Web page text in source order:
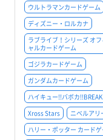
ウルトラマンカードゲーム
ディズニー・ロルカナ
ラブライブ！シリーズ オフ
ャルカードゲーム
ゴジラカードゲーム
ガンダムカードゲーム
ハイキュー!!バボカ!!BREAK
Xross Stars
ニベルアリ
ハリー・ポッター カードゲ